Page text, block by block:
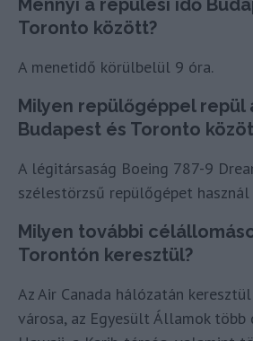
Mennyi a repülési idő
Toronto között?
A menetidő körülbelül 9 óra.
Milyen repülőgéppel repül
Budapest és Toronto
A légitársaság Boeing 787-9
szélestörzsű repülőgépet
Milyen további
Torontón keresztül?
Az Air Canada hálózatán
városa, az Egyesült Államok több